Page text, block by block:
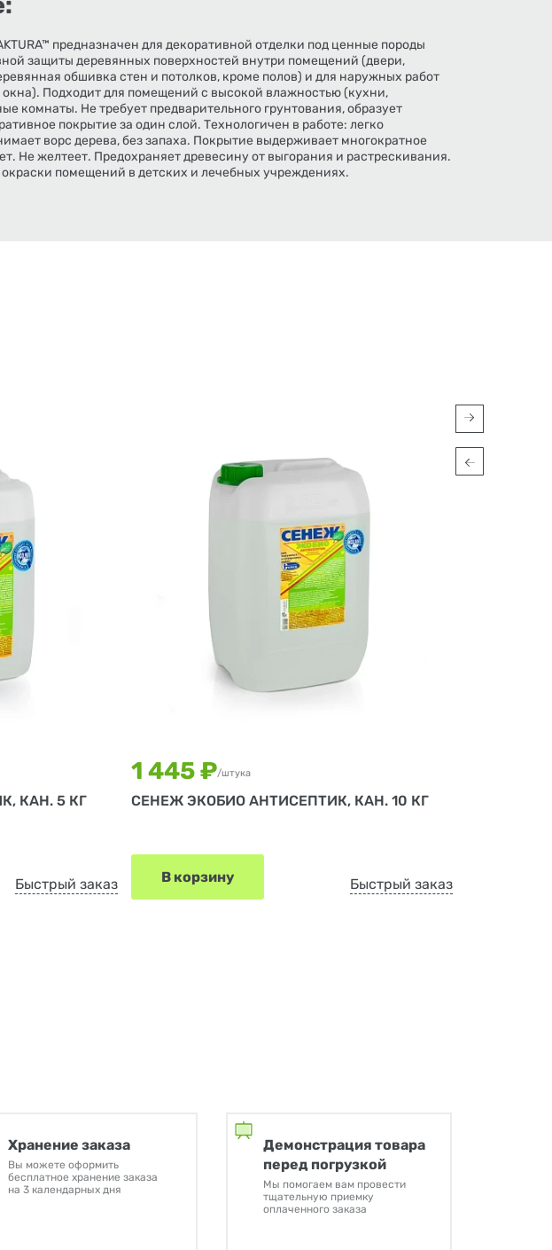
предназначен для декоративной отделки под ценные породы
защиты деревянных поверхностей внутри помещений (двери,
обшивка стен и потолков, кроме полов) и для наружных работ
Подходит для помещений с высокой влажностью (кухни,
комнаты. Не требует предварительного грунтования, образует
покрытие за один слой. Технологичен в работе: легко
ворс дерева, без запаха. Покрытие выдерживает многократное
Не желтеет. Предохраняет древесину от выгорания и растрескивания.
помещений в детских и лечебных учреждениях.
КАН. 5 КГ
Быстрый заказ
1 445 ₽/штука
СЕНЕЖ ЭКОБИО АНТИСЕПТИК, КАН. 10 КГ
В корзину Быстрый заказ
Хранение заказа
Вы можете оформить
бесплатное хранение заказа
на 3 календарных дня
Демонстрация товара
перед погрузкой
Мы помогаем вам провести
тщательную приемку
оплаченного заказа